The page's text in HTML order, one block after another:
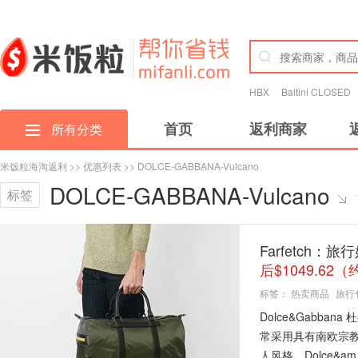
HBX Baltini CLOSED
所有分类 首页 返利商家
米饭粒海淘返利 >> 优惠列表 >> DOLCE-GABBANA-Vulcano
标签 DOLCE-GABBANA-Vulcano
Farfetch：旅
后$1049.62（
标签： 热卖商品 旅行
Dolce&Gabbana
常采用具有南欧宗